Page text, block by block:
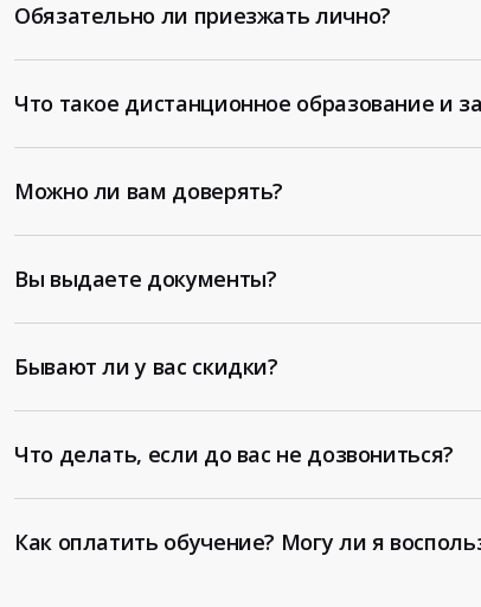
Обязательно ли приезжать лично?
Что такое дистанционное образование и
Можно ли вам доверять?
Вы выдаете документы?
Бывают ли у вас скидки?
Что делать, если до вас не дозвониться?
Как оплатить обучение? Могу ли я